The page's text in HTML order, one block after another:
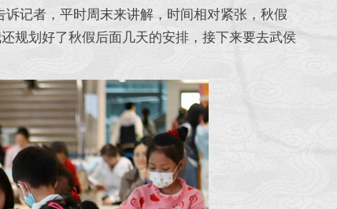
记者，平时周末来讲解，时间相对紧张，秋假
规划好了秋假后面几天的安排，接下来要去武侯